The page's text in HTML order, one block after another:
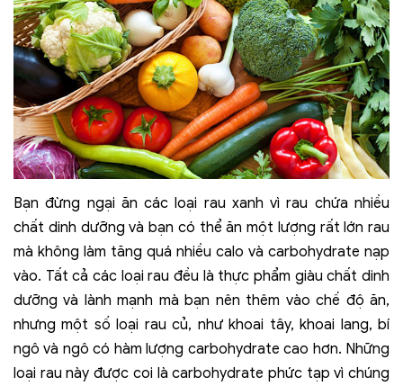
Bạn đừng ngại ăn các loại rau xanh vì rau chứa nhiều
chất dinh dưỡng và bạn có thể ăn một lượng rất lớn rau
mà không làm tăng quá nhiều calo và carbohydrate nạp
vào. Tất cả các loại rau đều là thực phẩm giàu chất dinh
dưỡng và lành mạnh mà bạn nên thêm vào chế độ ăn,
nhưng một số loại rau củ, như khoai tây, khoai lang, bí
ngô và ngô có hàm lượng carbohydrate cao hơn. Những
loại rau này được coi là carbohydrate phức tạp vì chúng